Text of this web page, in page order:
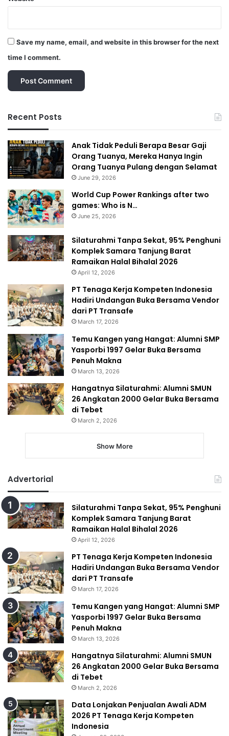
Save my name, email, and website in this browser for the next
time I comment.
Recent Posts
Anak Tidak Peduli Berapa Besar Gaji
Orang Tuanya, Mereka Hanya Ingin
Orang Tuanya Pulang dengan Selamat
June 29, 2026
World Cup Power Rankings after two
games: Who is N…
June 25, 2026
Silaturahmi Tanpa Sekat, 95% Penghuni
Komplek Samara Tanjung Barat
Ramaikan Halal Bihalal 2026
April 12, 2026
PT Tenaga Kerja Kompeten Indonesia
Hadiri Undangan Buka Bersama Vendor
dari PT Transafe
March 17, 2026
Temu Kangen yang Hangat: Alumni SMP
Yasporbi 1997 Gelar Buka Bersama
Penuh Makna
March 13, 2026
Hangatnya Silaturahmi: Alumni SMUN
26 Angkatan 2000 Gelar Buka Bersama
di Tebet
March 2, 2026
Show More
Advertorial
Silaturahmi Tanpa Sekat, 95% Penghuni
Komplek Samara Tanjung Barat
Ramaikan Halal Bihalal 2026
April 12, 2026
PT Tenaga Kerja Kompeten Indonesia
Hadiri Undangan Buka Bersama Vendor
dari PT Transafe
March 17, 2026
Temu Kangen yang Hangat: Alumni SMP
Yasporbi 1997 Gelar Buka Bersama
Penuh Makna
March 13, 2026
Hangatnya Silaturahmi: Alumni SMUN
26 Angkatan 2000 Gelar Buka Bersama
di Tebet
March 2, 2026
Data Lonjakan Penjualan Awali ADM
2026 PT Tenaga Kerja Kompeten
Indonesia